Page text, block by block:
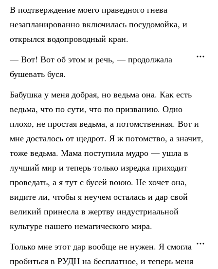
В подтверждение моего праведного гнева
незапланированно включилась посудомойка, и
открылся водопроводный кран.
— Вот! Вот об этом и речь, — продолжала
бушевать буся.
Бабушка у меня добрая, но ведьма она. Как есть
ведьма, что по сути, что по призванию. Одно
плохо, не простая ведьма, а потомственная. Вот и
мне досталось от щедрот. Я ж потомство, а значит,
тоже ведьма. Мама поступила мудро — ушла в
лучший мир и теперь только изредка приходит
проведать, а я тут с бусей воюю. Не хочет она,
видите ли, чтобы я неучем осталась и дар свой
великий принесла в жертву индустриальной
культуре нашего немагического мира.
Только мне этот дар вообще не нужен. Я смогла
пробиться в РУДН на бесплатное, и теперь меня